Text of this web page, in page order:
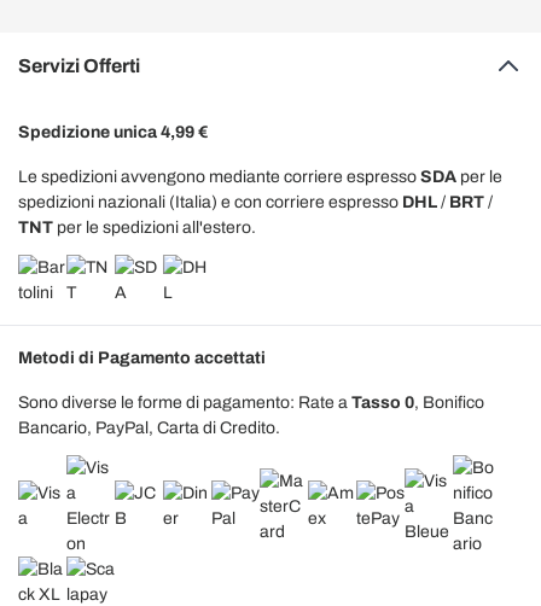
Servizi Offerti
Spedizione unica 4,99 €
Le spedizioni avvengono mediante corriere espresso SDA per le
spedizioni nazionali (Italia) e con corriere espresso DHL / BRT /
TNT per le spedizioni all'estero.
Metodi di Pagamento accettati
Sono diverse le forme di pagamento: Rate a Tasso 0, Bonifico
Bancario, PayPal, Carta di Credito.